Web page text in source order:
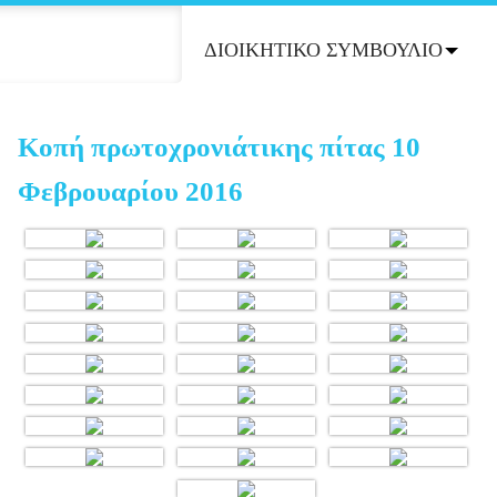
ΔΙΟΙΚΗΤΙΚΟ ΣΥΜΒΟΥΛΙΟ
Κοπή πρωτοχρονιάτικης πίτας 10
Φεβρουαρίου 2016